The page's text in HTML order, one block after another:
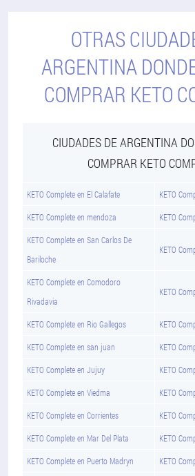
OTRAS
ARGENTINA
COMPRAR KETO
CIUDADES DE ARGENTINA
COMPRAR KETO
KETO Complete en El Calafate KETO
KETO Complete en mendoza KETO
KETO Complete en San Carlos De
Bariloche
KETO
KETO Complete en Comodoro
Rivadavia
KETO
KETO Complete en Rio Gallegos KETO
KETO Complete en san juan KETO
KETO Complete en Jujuy KETO
KETO Complete en Viedma KETO
KETO Complete en Corrientes KETO
KETO Complete en Mar Del Plata KETO
KETO Complete en Puerto Madryn KETO